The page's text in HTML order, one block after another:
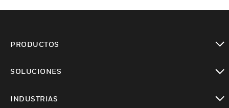
PRODUCTOS
SOLUCIONES
INDUSTRIAS